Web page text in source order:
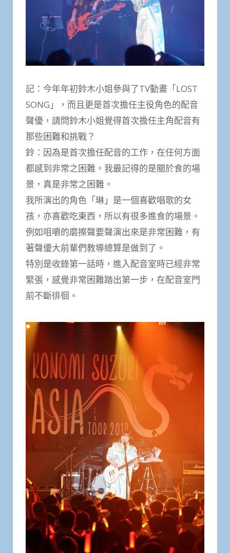
記：今年年初鈴木小姐參與了TV動畫「LOST
SONG」，而且更是首次擔任主役角色的配音
聲優，請問鈴木小姐覺得首次擔任主角配音有
那些困難和挑戰？
鈴：因為是首次擔任配音的工作，在任何方面
都感到非常之困難。我最記得的是關於食的場
景，真是非常之困難。
我所演出的角色「琳」是一個喜歡唱歌的女
孩，亦喜歡吃東西，所以有很多進食的場景。
例如咀嚼的磨擦聲要聲演出來是非常困難，有
著聲優大前輩們教導總算是做到了。
特別是收錄第一話時，進入配音室時已經非常
緊張，感覺非常困難踏出第一步，在配音室門
前不斷徘徊。